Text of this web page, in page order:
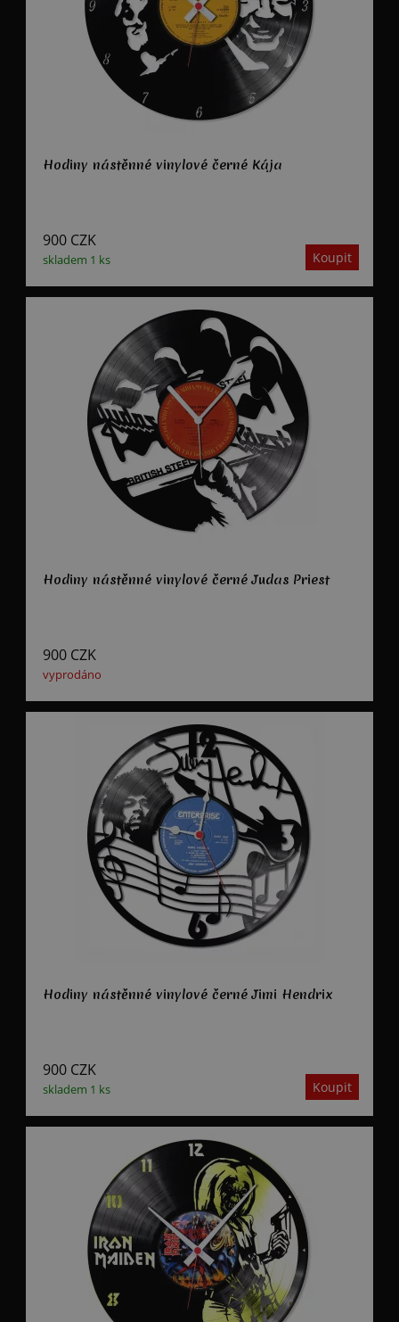
Hodiny nástěnné vinylové černé Kája
skladem 1 ks
900 CZK
Hodiny nástěnné vinylové černé Judas Priest
vyprodáno
900 CZK
Hodiny nástěnné vinylové černé Jimi Hendrix
skladem 1 ks
900 CZK